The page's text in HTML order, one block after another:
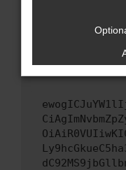
Wenn du alle
hast,
versuchen,
uns diesen